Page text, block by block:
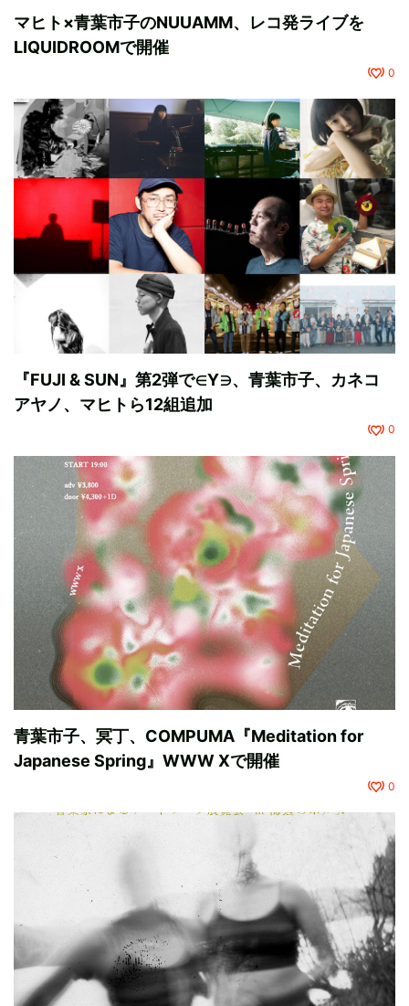
マヒト×青葉市子のNUUAMM、レコ発ライブを
LIQUIDROOMで開催
0
『FUJI & SUN』第2弾で∈Y∋、青葉市子、カネコ
アヤノ、マヒトら12組追加
0
青葉市子、冥丁、COMPUMA『Meditation for
Japanese Spring』WWW Xで開催
0